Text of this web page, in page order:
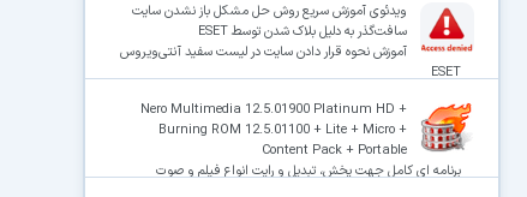
ویدئوی آموزش سریع روش حل مشکل باز نشدن سایت
سافت‌گذر به دلیل بلاک شدن توسط ESET
آموزش نحوه قرار دادن سایت در لیست سفید آنتی‌ویروس
ESET
Nero Multimedia 12.5.01900 Platinum HD +
Burning ROM 12.5.01100 + Lite + Micro +
Content Pack + Portable
برنامه ای کامل جهت پخش، تبدیل و رایت انواع فیلم و صوت